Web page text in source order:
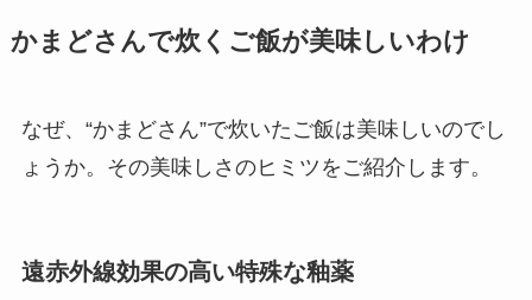
かまどさんで炊くご飯が美味しいわけ
なぜ、“かまどさん”で炊いたご飯は美味しいのでし
ょうか。その美味しさのヒミツをご紹介します。
遠赤外線効果の高い特殊な釉薬